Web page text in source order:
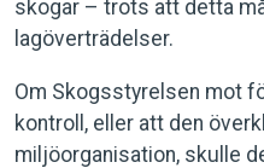
skogar – trots att detta
lagöverträdelser.
Om Skogsstyrelsen mot
kontroll, eller att den
miljöorganisation, skulle